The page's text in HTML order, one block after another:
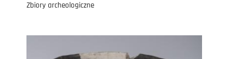
Zbiory archeologiczne